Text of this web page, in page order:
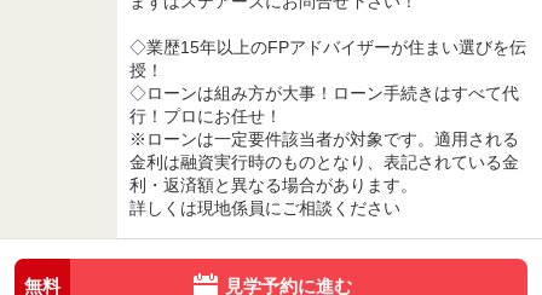
◇業歴15年以上のFPアドバイザーが住まい選びを伝
授！
◇ローンは組み方が大事！ローン手続きはすべて代
行！プロにお任せ！
※ローンは一定要件該当者が対象です。適用される
金利は融資実行時のものとなり、表記されている金
利・返済額と異なる場合があります。
詳しくは現地係員にご相談ください
無料 見学予約に進む